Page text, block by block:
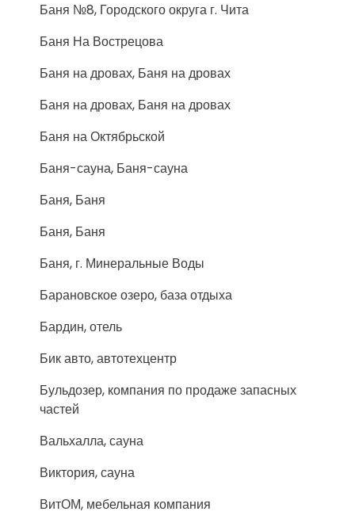
Баня №8, Городского округа г. Чита
Баня На Вострецова
Баня на дровах, Баня на дровах
Баня на дровах, Баня на дровах
Баня на Октябрьской
Баня-сауна, Баня-сауна
Баня, Баня
Баня, Баня
Баня, г. Минеральные Воды
Барановское озеро, база отдыха
Бардин, отель
Бик авто, автотехцентр
Бульдозер, компания по продаже запасных
частей
Вальхалла, сауна
Виктория, сауна
ВитОМ, мебельная компания